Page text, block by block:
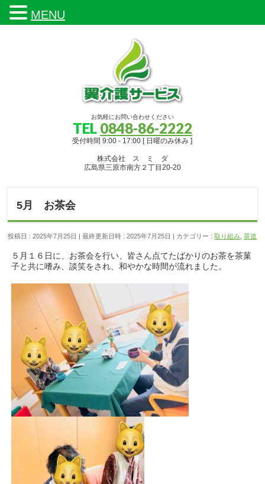
お気軽にお問い合わせください
TEL 0848-86-2222
受付時間 9:00 - 17:00 [ 日曜のみ休み ]
株式会社 ス ミ ダ
広島県三原市南方２丁目20-20
5月 お茶会
投稿日 : 2025年7月25日 最終更新日時 : 2025年7月25日 カテゴリー :取り組み ,茶道
５月１６日に、お茶会を行い、皆さん点てたばかりのお茶を茶菓
子と共に嗜み、談笑をされ、和やかな時間が流れました。
MENU